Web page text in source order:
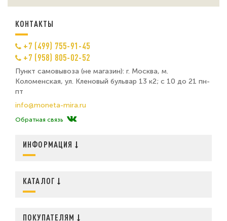
КОНТАКТЫ
+7 (499) 755-91-45
+7 (958) 805-02-52
Пункт самовывоза (не магазин): г. Москва, м.
Коломенская, ул. Кленовый бульвар 13 к2; с 10 до 21 пн-
пт
info@moneta-mira.ru
Обратная связь
ИНФОРМАЦИЯ
КАТАЛОГ
ПОКУПАТЕЛЯМ